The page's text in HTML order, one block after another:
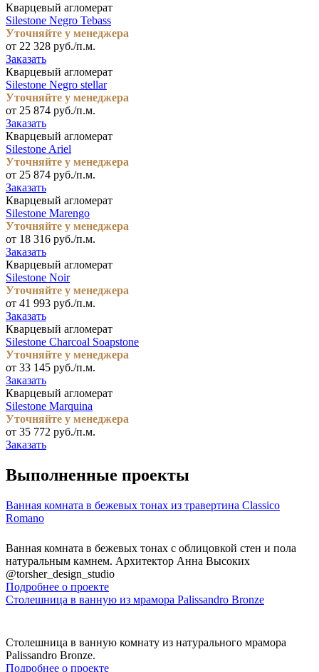
Кварцевый агломерат
Silestone Negro Tebass
Уточняйте у менеджера
от 22 328 руб./п.м.
Заказать
Кварцевый агломерат
Silestone Negro stellar
Уточняйте у менеджера
от 25 874 руб./п.м.
Заказать
Кварцевый агломерат
Silestone Ariel
Уточняйте у менеджера
от 25 874 руб./п.м.
Заказать
Кварцевый агломерат
Silestone Marengo
Уточняйте у менеджера
от 18 316 руб./п.м.
Заказать
Кварцевый агломерат
Silestone Noir
Уточняйте у менеджера
от 41 993 руб./п.м.
Заказать
Кварцевый агломерат
Silestone Charcoal Soapstone
Уточняйте у менеджера
от 33 145 руб./п.м.
Заказать
Кварцевый агломерат
Silestone Marquina
Уточняйте у менеджера
от 35 772 руб./п.м.
Заказать
Выполненные проекты
Ванная комната в бежевых тонах из травертина Classico
Romano
Ванная комната в бежевых тонах с облицовкой стен и пола
натуральным камнем. Архитектор Анна Высоких
@torsher_design_studio
Подробнее о проекте
Столешница в ванную из мрамора Palissandro Bronze
Столешница в ванную комнату из натурального мрамора
Palissandro Bronze.
Подробнее о проекте